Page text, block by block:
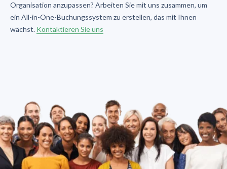
Organisation anzupassen? Arbeiten Sie mit uns zusammen, um
ein All-in-One-Buchungssystem zu erstellen, das mit Ihnen
wächst. Kontaktieren Sie uns